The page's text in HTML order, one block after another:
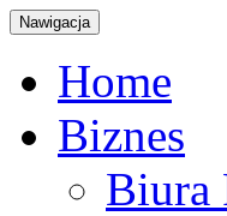
Nawigacja
Home
Biznes
Biura